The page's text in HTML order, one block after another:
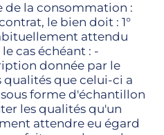
de la consommation :
le bien doit : 1°
attendu
cas échéant : -
donnée par le
qualités que celui-ci a
forme d'échantillon
les qualités qu'un
attendre eu égard